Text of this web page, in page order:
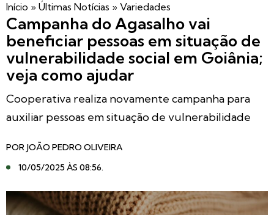
Início » Últimas Notícias » Variedades
Campanha do Agasalho vai
beneficiar pessoas em situação de
vulnerabilidade social em Goiânia;
veja como ajudar
Cooperativa realiza novamente campanha para
auxiliar pessoas em situação de vulnerabilidade
POR JOÃO PEDRO OLIVEIRA
10/05/2025 ÀS 08:56.